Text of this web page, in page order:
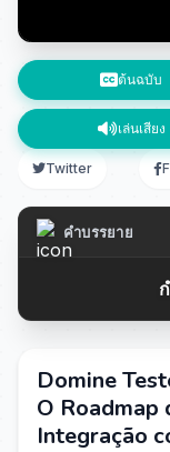
ต้นฉบับ
เล่นเสียง
Twitter
คำบรรยาย
Domine
O Roadmap
Integração